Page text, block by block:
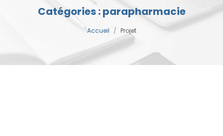
Catégories : parapharmacie
Accueil / Projet